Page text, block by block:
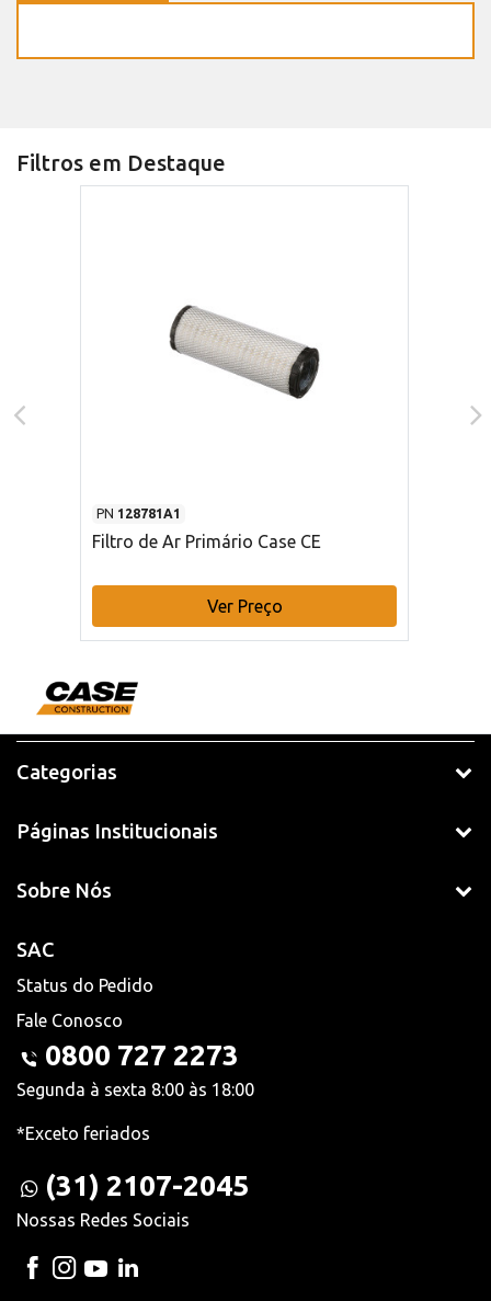
Filtros em Destaque
PN 128781A1
Filtro de Ar Primário Case CE
Ver Preço
Categorias
Páginas Institucionais
Sobre Nós
SAC
Status do Pedido
Fale Conosco
0800 727 2273
Segunda à sexta 8:00 às 18:00
*Exceto feriados
(31) 2107-2045
Nossas Redes Sociais